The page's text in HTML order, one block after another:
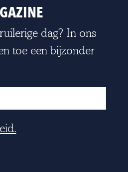
dag? In ons
toe een bijzonder